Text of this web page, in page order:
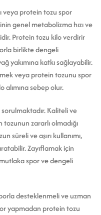
veya protein tozu spor
genel metabolizma hızı ve
Protein tozu kilo verdirir
birlikte dengeli
yakımına katkı sağlayabilir.
veya protein tozunu spor
sebep olur.
sorulmaktadır. Kaliteli ve
zararlı olmadığı
süreli ve aşırı kullanımı,
Zayıflamak için
spor ve dengeli
desteklenmeli ve uzman
yapmadan protein tozu